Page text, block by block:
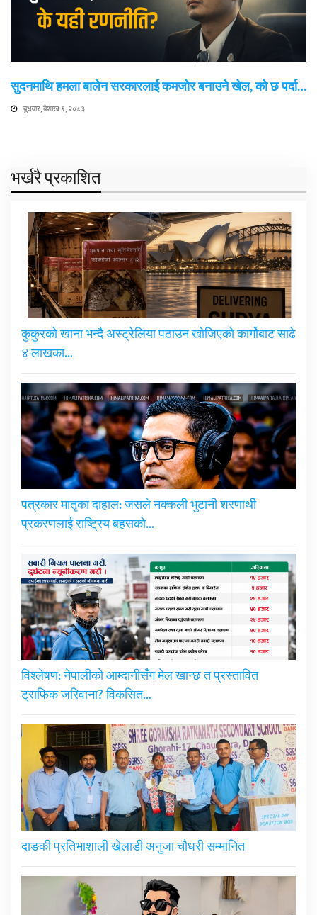
सुदनमाथि हमला बालेन सरकारलाई कमजोर बनाउने खेल, को छ पर्दा…
बुधवार, बैशाख ९, २०८३
भर्खरै प्रकाशित
कुकुरको खाना भन्दै अस्ट्रेलिया पठाउन खोजिएको कार्गोबाट साढे
४ लाखका…
पत्रकार मातृका दाहाल: जसले नक्कली भुटानी शरणार्थी
प्रकरणलाई राष्ट्रिय बहसको…
विश्लेषण: नेपालीको आम्दानीसँग मेल खान्छ त प्रस्तावित
ट्राफिक जरिवाना? विकसित…
दाङकी प्रतिभाशाली खेलाडी अनुजा चौधरी सम्मानित